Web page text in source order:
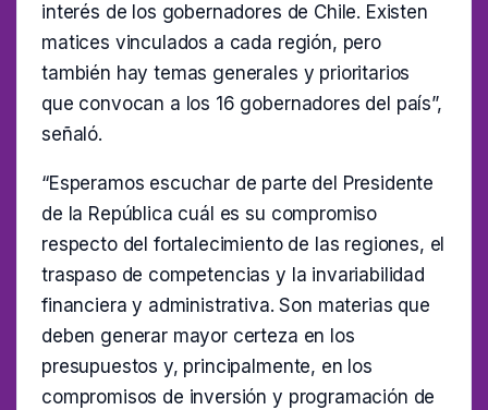
interés de los gobernadores de Chile. Existen
matices vinculados a cada región, pero
también hay temas generales y prioritarios
que convocan a los 16 gobernadores del país”,
señaló.
“Esperamos escuchar de parte del Presidente
de la República cuál es su compromiso
respecto del fortalecimiento de las regiones, el
traspaso de competencias y la invariabilidad
financiera y administrativa. Son materias que
deben generar mayor certeza en los
presupuestos y, principalmente, en los
compromisos de inversión y programación de